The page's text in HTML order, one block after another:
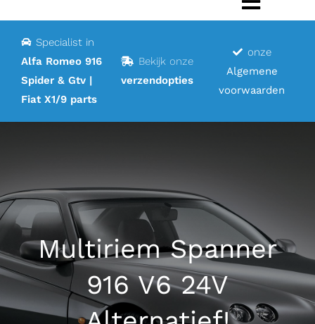
Webshop
Nieuws
Contact
Specialist in
Alfa Romeo 916
Spider & Gtv |
Fiat X1/9 parts
Bekijk onze
verzendopties
onze
Algemene
voorwaarden
Multiriem Spanner
916 V6 24V